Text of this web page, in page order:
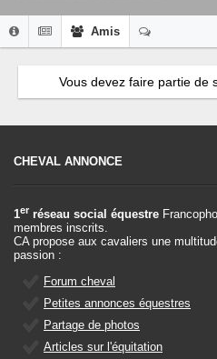
Amis
Vous devez faire partie de
CHEVAL ANNONCE
1er réseau social équestre
membres inscrits.
CA propose aux cavaliers une
passion :
Forum cheval
Petites annonces équestres
Partage de photos
Articles sur l'équitation